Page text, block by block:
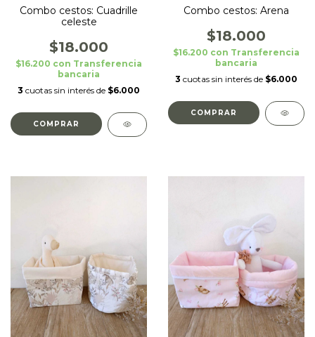
Combo cestos: Cuadrille
celeste
$18.000
$16.200 con Transferencia
bancaria
3 cuotas sin interés de $6.000
Combo cestos: Arena
$18.000
$16.200 con Transferencia
bancaria
3 cuotas sin interés de $6.000